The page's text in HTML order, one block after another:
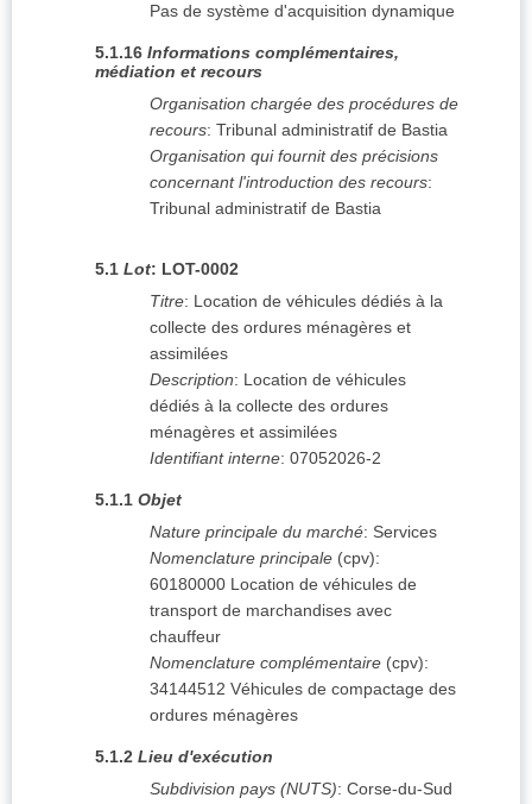
Pas de système d'acquisition dynamique
5.1.16 Informations complémentaires,
médiation et recours
Organisation chargée des procédures de
recours: Tribunal administratif de Bastia
Organisation qui fournit des précisions
concernant l'introduction des recours:
Tribunal administratif de Bastia
5.1 Lot: LOT-0002
Titre: Location de véhicules dédiés à la
collecte des ordures ménagères et
assimilées
Description: Location de véhicules
dédiés à la collecte des ordures
ménagères et assimilées
Identifiant interne: 07052026-2
5.1.1 Objet
Nature principale du marché: Services
Nomenclature principale (cpv):
60180000 Location de véhicules de
transport de marchandises avec
chauffeur
Nomenclature complémentaire (cpv):
34144512 Véhicules de compactage des
ordures ménagères
5.1.2 Lieu d'exécution
Subdivision pays (NUTS): Corse-du-Sud